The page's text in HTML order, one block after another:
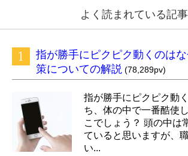
よく読まれている記事
指が勝手にピクピク動くのは
策についての解説 (78,289pv)
指が勝手にピクピク動
ち、体の中で一番酷使
こでしょう？ 頭の中は
ていると思いますが、
い...